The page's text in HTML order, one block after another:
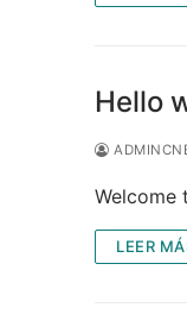
Hello
Welcome
LEER